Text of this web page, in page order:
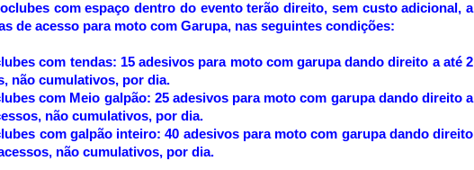
com espaço dentro do evento terão direito, sem custo adicional, a
de acesso para moto com Garupa, nas seguintes condições:
com tendas: 15 adesivos para moto com garupa dando direito a até 2
não cumulativos, por dia.
com Meio galpão: 25 adesivos para moto com garupa dando direito a
não cumulativos, por dia.
com galpão inteiro: 40 adesivos para moto com garupa dando direito
não cumulativos, por dia.